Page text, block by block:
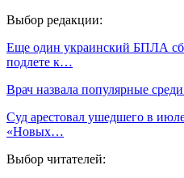
Выбор редакции:
Еще один украинский БПЛА
подлете к…
Врач назвала популярные
Суд арестовал ушедшего в
«Новых…
Выбор читателей: